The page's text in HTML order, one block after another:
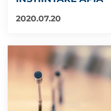
2020.07.20